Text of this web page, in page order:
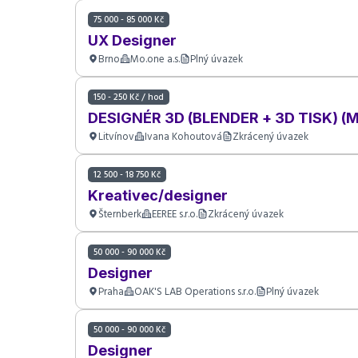
75 000 - 85 000 Kč
UX Designer
Brno Mo.one a.s. Plný úvazek
150 - 250 Kč / hod
DESIGNÉR 3D (BLENDER + 3D TISK)
Litvínov Ivana Kohoutová Zkrácený úvazek
12 500 - 18 750 Kč
Kreativec/designer
Šternberk EEREE s.r.o. Zkrácený úvazek
50 000 - 90 000 Kč
Designer
Praha OAK'S LAB Operations s.r.o. Plný úvazek
50 000 - 90 000 Kč
Designer